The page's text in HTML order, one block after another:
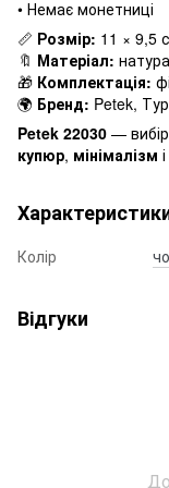
• Немає монетниці
📏 Розмір: 11 × 9,5
🔖 Матеріал:
🎁 Комплектація:
🌍 Бренд: Petek,
Petek 22030 —
купюр, мінімалізм і
Колір
Відгуки